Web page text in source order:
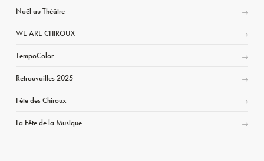
Noël au Théâtre
WE ARE CHIROUX
TempoColor
Retrouvailles 2025
Fête des Chiroux
La Fête de la Musique